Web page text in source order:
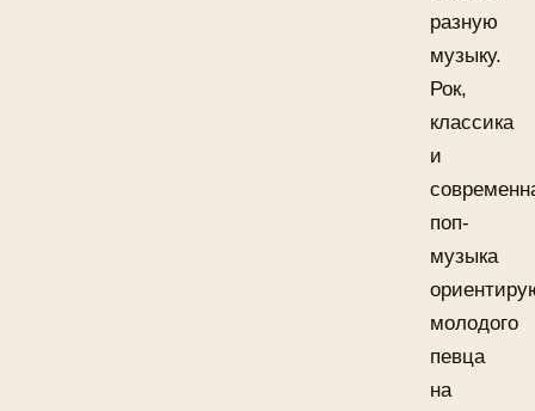
разную
музыку.
Рок,
классика
и
поп-
музыка
молодого
певца
на